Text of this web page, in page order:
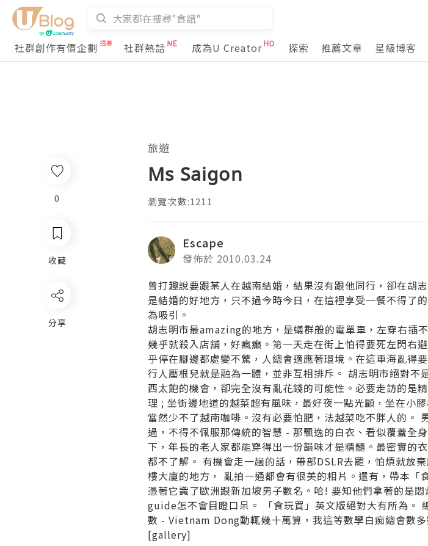
社群創作有價企劃
社群熱話 成為U Creator 探索 推薦文章 星級博客
旅遊
Ms Saigon
瀏覽次數:1211
Escape
發佈於 2010.03.24
曾打趣說要跟某人在越南結婚，結果沒有跟他同行，卻在胡
是結婚的好地方，只不過今時今日，在這裡享受一餐不得了
為吸引。
胡志明市最amazing的地方，是蟻群般的電單車，左穿右插
幾乎就殺入店舖，好瘋癲。第一天走在街上怕得要死左閃右
乎停在腳邊都處變不驚，人總會適應著環境。在這車海亂得
行人壓根兒就是融為一體，並非互相排斥。 胡志明市絕對不
西太飽的機會，卻完全沒有亂花錢的可能性。必要走訪的是
理 ; 坐街邊地道的越菜超有風味，最好夜一點光顧，坐在小
當然少不了越南咖啡。沒有必要怕肥，法越菜吃不胖人的。
過，不得不佩服那傳統的智慧 - 那飄逸的白衣、看似覆蓋全
下，年長的老人家都能穿得出一份韻味才是精髓。最密實的
都不了解。 有機會走一趟的話，帶部DSLR去罷，怕煩就放棄
樓大廈的地方， 亂拍一通都會有很美的相片。還有，帶本「
憑著它識了歐洲跟新加坡男子數名。哈! 要知他們拿著的
guide怎不會目瞪口呆。 「食玩買」英文版絕對大有所為。
數 - Vietnam Dong動輒幾十萬算，我這等數學白痴總會數
[gallery]
0
收藏
分享